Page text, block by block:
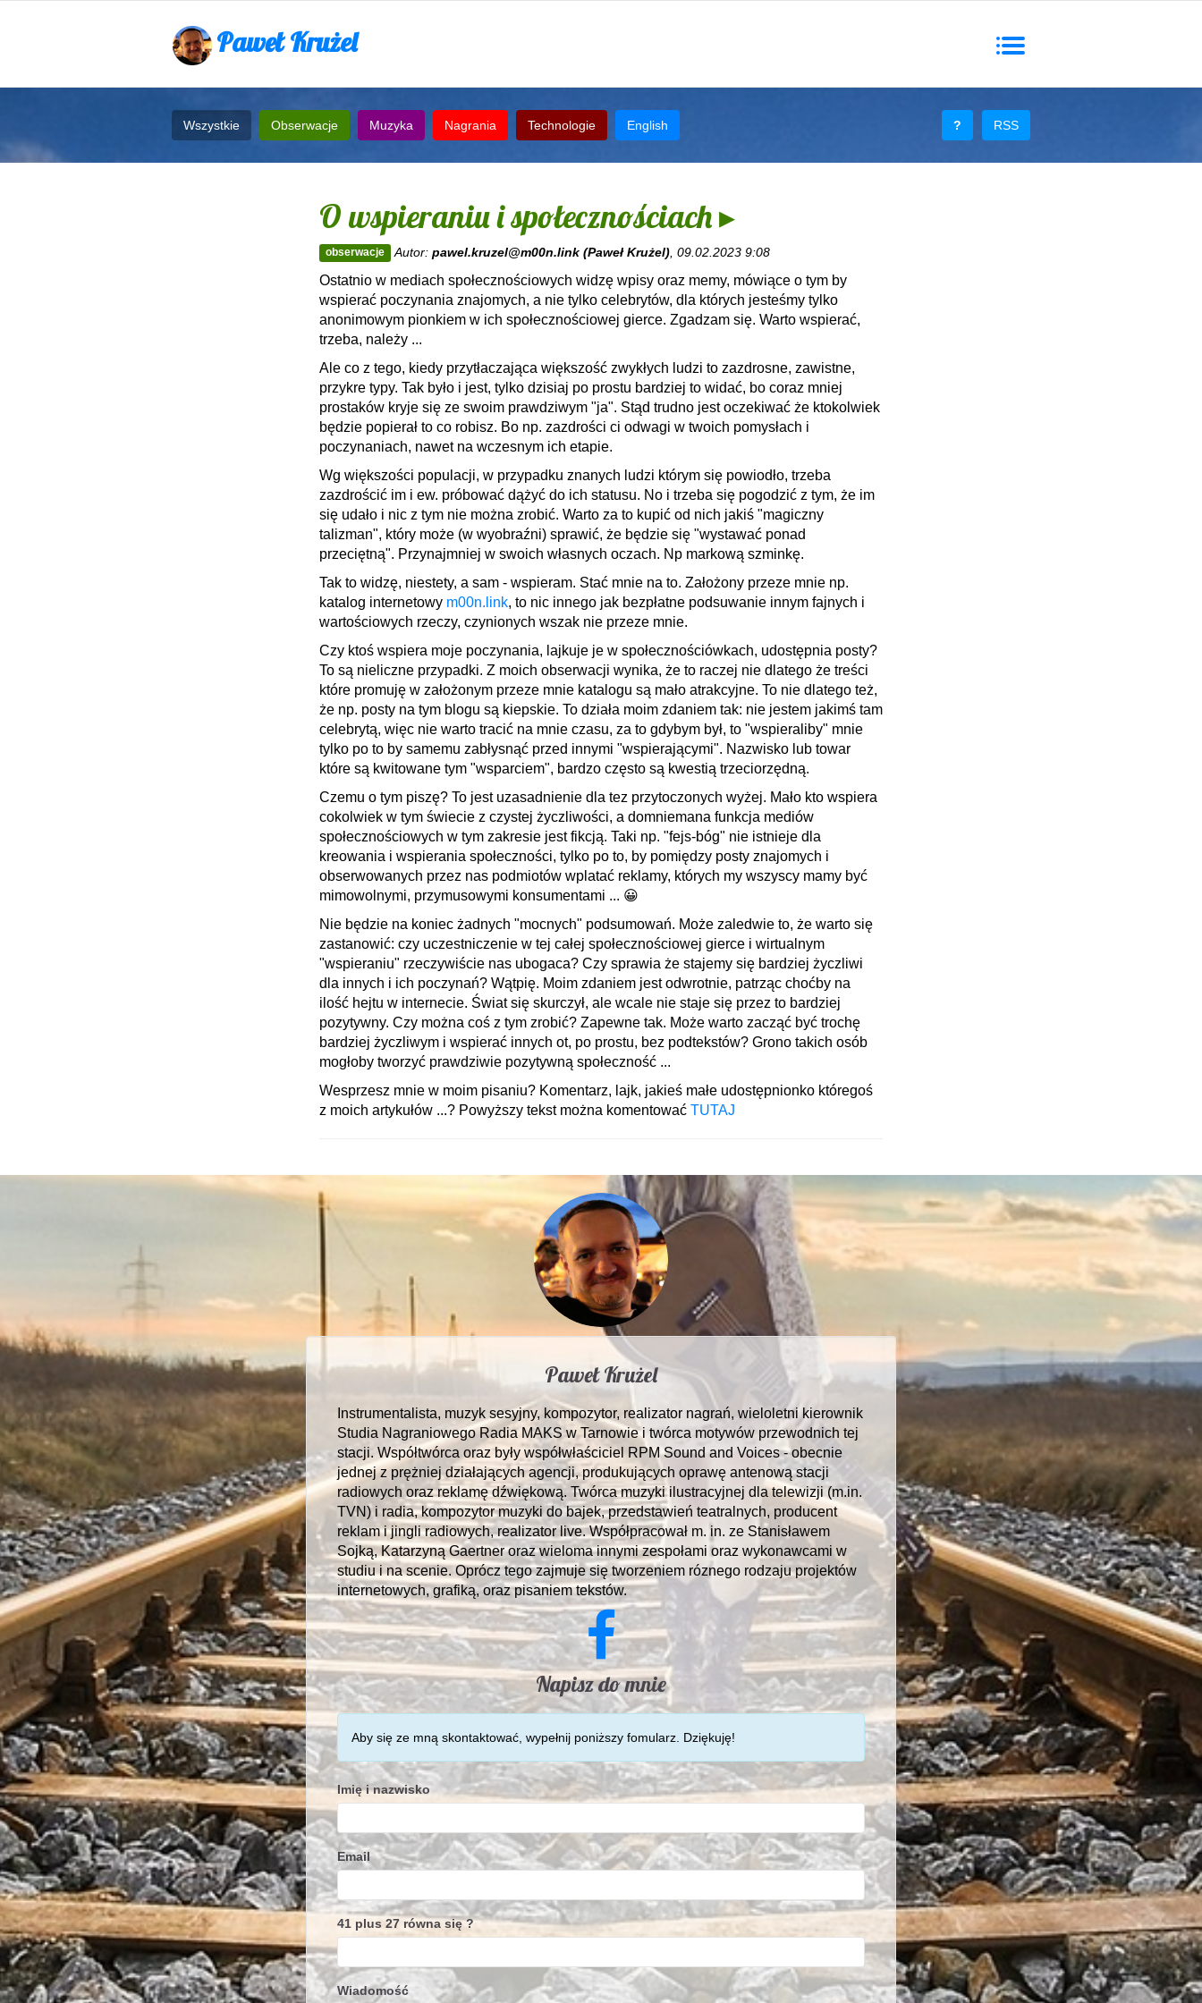
Paweł Krużel
Toggle
RSS
?
Wszystkie Obserwacje Muzyka Nagrania Technologie English
O wspieraniu i społecznościach ▸
obserwacje Autor:pawel.kruzel@m00n.link (Paweł Krużel) , 09.02.2023 9:08
Ostatnio w mediach społecznościowych widzę wpisy oraz memy, mówiące o tym by
wspierać poczynania znajomych, a nie tylko celebrytów, dla których jesteśmy tylko
anonimowym pionkiem w ich społecznościowej gierce. Zgadzam się. Warto wspierać,
trzeba, należy ...
Ale co z tego, kiedy przytłaczająca większość zwykłych ludzi to zazdrosne, zawistne,
przykre typy. Tak było i jest, tylko dzisiaj po prostu bardziej to widać, bo coraz mniej
prostaków kryje się ze swoim prawdziwym "ja". Stąd trudno jest oczekiwać że ktokolwiek
będzie popierał to co robisz. Bo np. zazdrości ci odwagi w twoich pomysłach i
poczynaniach, nawet na wczesnym ich etapie.
Wg większości populacji, w przypadku znanych ludzi którym się powiodło, trzeba
zazdrościć im i ew. próbować dążyć do ich statusu. No i trzeba się pogodzić z tym, że im
się udało i nic z tym nie można zrobić. Warto za to kupić od nich jakiś "magiczny
talizman", który może (w wyobraźni) sprawić, że będzie się "wystawać ponad
przeciętną". Przynajmniej w swoich własnych oczach. Np markową szminkę.
Tak to widzę, niestety, a sam - wspieram. Stać mnie na to. Założony przeze mnie np.
katalog internetowy m00n.link, to nic innego jak bezpłatne podsuwanie innym fajnych i
wartościowych rzeczy, czynionych wszak nie przeze mnie.
Czy ktoś wspiera moje poczynania, lajkuje je w społecznościówkach, udostępnia posty?
To są nieliczne przypadki. Z moich obserwacji wynika, że to raczej nie dlatego że treści
które promuję w założonym przeze mnie katalogu są mało atrakcyjne. To nie dlatego też,
że np. posty na tym blogu są kiepskie. To działa moim zdaniem tak: nie jestem jakimś tam
celebrytą, więc nie warto tracić na mnie czasu, za to gdybym był, to "wspieraliby" mnie
tylko po to by samemu zabłysnąć przed innymi "wspierającymi". Nazwisko lub towar
które są kwitowane tym "wsparciem", bardzo często są kwestią trzeciorzędną.
Czemu o tym piszę? To jest uzasadnienie dla tez przytoczonych wyżej. Mało kto wspiera
cokolwiek w tym świecie z czystej życzliwości, a domniemana funkcja mediów
społecznościowych w tym zakresie jest fikcją. Taki np. "fejs-bóg" nie istnieje dla
kreowania i wspierania społeczności, tylko po to, by pomiędzy posty znajomych i
obserwowanych przez nas podmiotów wplatać reklamy, których my wszyscy mamy być
mimowolnymi, przymusowymi konsumentami ... 😀
Nie będzie na koniec żadnych "mocnych" podsumowań. Może zaledwie to, że warto się
zastanowić: czy uczestniczenie w tej całej społecznościowej gierce i wirtualnym
"wspieraniu" rzeczywiście nas ubogaca? Czy sprawia że stajemy się bardziej życzliwi
dla innych i ich poczynań? Wątpię. Moim zdaniem jest odwrotnie, patrząc choćby na
ilość hejtu w internecie. Świat się skurczył, ale wcale nie staje się przez to bardziej
pozytywny. Czy można coś z tym zrobić? Zapewne tak. Może warto zacząć być trochę
bardziej życzliwym i wspierać innych ot, po prostu, bez podtekstów? Grono takich osób
mogłoby tworzyć prawdziwie pozytywną społeczność ...
Wesprzesz mnie w moim pisaniu? Komentarz, lajk, jakieś małe udostępnionko któregoś
z moich artykułów ...? Powyższy tekst można komentować TUTAJ
Paweł Krużel
Instrumentalista, muzyk sesyjny, kompozytor, realizator nagrań, wieloletni kierownik
Studia Nagraniowego Radia MAKS w Tarnowie i twórca motywów przewodnich tej
stacji. Współtwórca oraz były współwłaściciel RPM Sound and Voices - obecnie
jednej z prężniej działających agencji, produkujących oprawę antenową stacji
radiowych oraz reklamę dźwiękową. Twórca muzyki ilustracyjnej dla telewizji (m.in.
TVN) i radia, kompozytor muzyki do bajek, przedstawień teatralnych, producent
reklam i jingli radiowych, realizator live. Współpracował m. in. ze Stanisławem
Sojką, Katarzyną Gaertner oraz wieloma innymi zespołami oraz wykonawcami w
studiu i na scenie. Oprócz tego zajmuje się tworzeniem róznego rodzaju projektów
internetowych, grafiką, oraz pisaniem tekstów.
Napisz do mnie
Aby się ze mną skontaktować, wypełnij poniższy fomularz. Dziękuję!
Imię i nazwisko
Email
41 plus 27 równa się ?
Wiadomość